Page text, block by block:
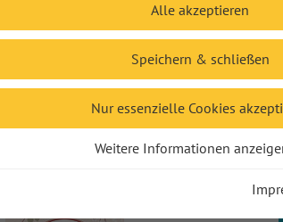
Alle akzeptieren
Speichern & schließen
Nur essenzielle Cookies
Weitere Informationen
und Jahresbegleiter
nach: Unsere Empfehlung